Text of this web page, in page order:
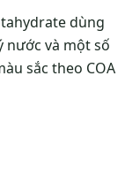
dùng
nước và một số
sắc theo COA